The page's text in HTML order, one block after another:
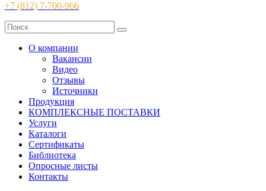
+7 (812) 7-700-966
О компании
Вакансии
Видео
Отзывы
Источники
Продукция
КОМПЛЕКСНЫЕ ПОСТАВКИ
Услуги
Каталоги
Сертификаты
Библиотека
Опросные листы
Контакты